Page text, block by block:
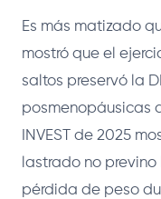
Es más matizado
mostró que el
saltos preservó la
posmenopáusicas
INVEST de 2025
lastrado no
pérdida de peso